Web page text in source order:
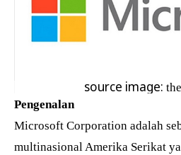
source image:
Pengenalan
Microsoft Corporation adalah
multinasional Amerika Serikat